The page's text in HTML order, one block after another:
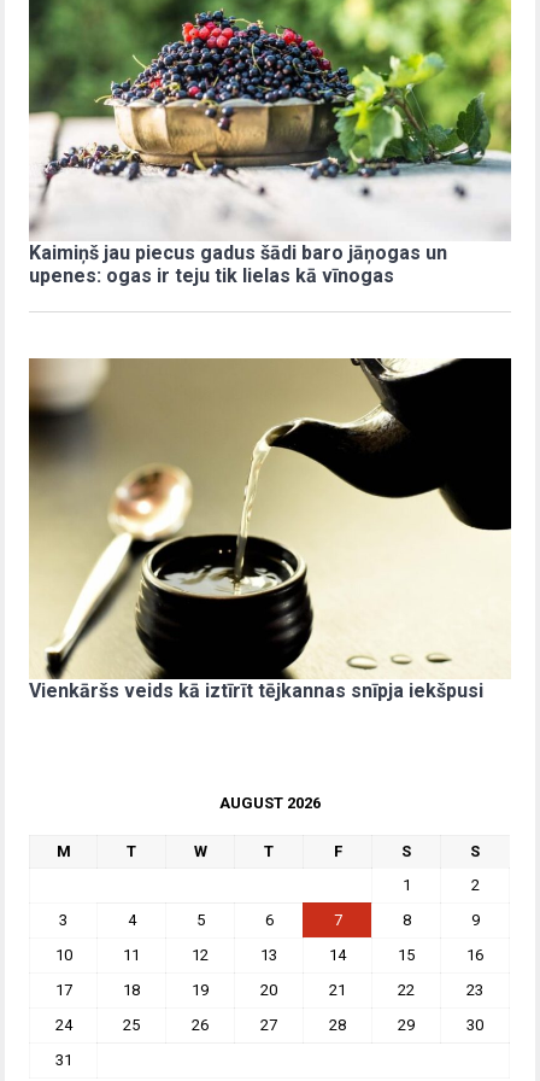
Kaimiņš jau piecus gadus šādi baro jāņogas un
upenes: ogas ir teju tik lielas kā vīnogas
Vienkāršs veids kā iztīrīt tējkannas snīpja iekšpusi
AUGUST 2026
M T W T F S
S
1
2
3
4 5 6 7 8
9
10
11 12 13 14 15
16
17
18 19 20 21 22
23
24
25 26 27 28 29
30
31